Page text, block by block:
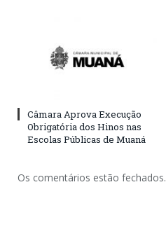
Câmara Aprova Execução
Obrigatória dos Hinos nas
Escolas Públicas de Muaná
Os comentários estão fechados.